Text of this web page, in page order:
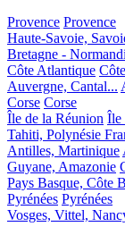
Provence Provence
Haute-Savoie,
Bretagne -
Côte Atlantique
Auvergne, Cantal...
Corse Corse
Île de la Réunion Île
Tahiti, Polynésie
Antilles, Martinique
Guyane, Amazonie
Pays Basque, Côte
Pyrénées Pyrénées
Vosges, Vittel,